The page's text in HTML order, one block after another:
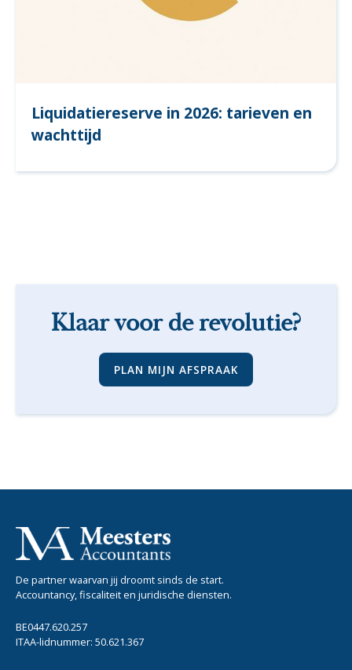
Liquidatiereserve in 2026: tarieven en
wachttijd
Klaar voor de revolutie?
PLAN MIJN AFSPRAAK
De partner waarvan jij droomt sinds de start.
Accountancy, fiscaliteit en juridische diensten.
BE0447.620.257
ITAA-lidnummer: 50.621.367